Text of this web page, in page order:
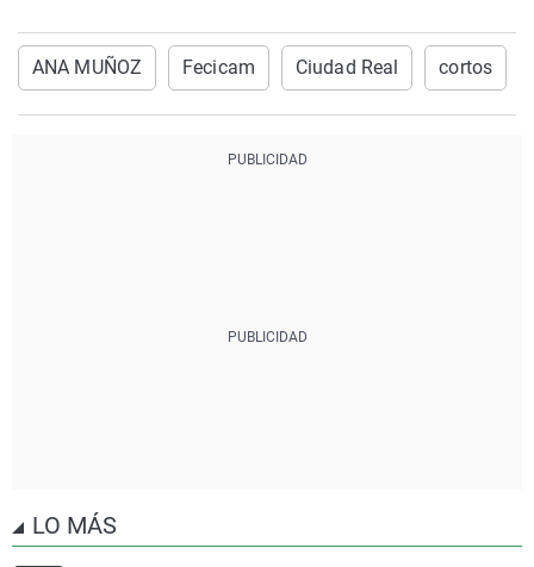
ANA MUÑOZ Fecicam Ciudad Real cortos
LO MÁS